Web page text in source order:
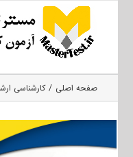
صفحه اصلی کارشناسی